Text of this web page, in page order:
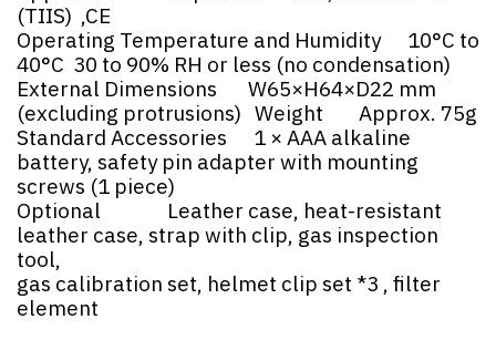
(TIIS) ,CE
Operating Temperature and Humidity 10°C to
40°C 30 to 90% RH or less (no condensation)
External Dimensions W65×H64×D22 mm
(excluding protrusions) Weight Approx. 75g
Standard Accessories 1 × AAA alkaline
battery, safety pin adapter with mounting
screws (1 piece)
Optional Leather case, heat-resistant
leather case, strap with clip, gas inspection
tool,
gas calibration set, helmet clip set *3 , filter
element